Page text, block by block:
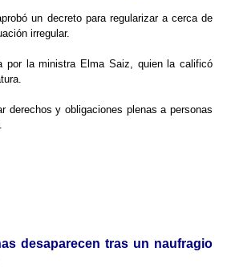
un decreto para regularizar a cerca de
irregular.
por la ministra Elma Saiz, quien la calificó
derechos y obligaciones plenas a personas
desaparecen tras un naufragio